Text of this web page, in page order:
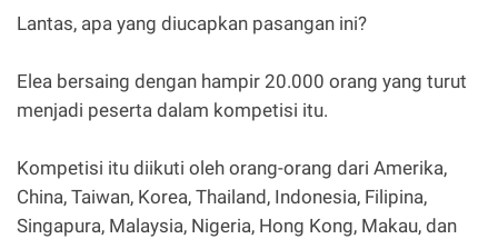
Lantas, apa yang diucapkan pasangan ini?
Elea bersaing dengan hampir 20.000 orang yang turut
menjadi peserta dalam kompetisi itu.
Kompetisi itu diikuti oleh orang-orang dari Amerika,
China, Taiwan, Korea, Thailand, Indonesia, Filipina,
Singapura, Malaysia, Nigeria, Hong Kong, Makau, dan